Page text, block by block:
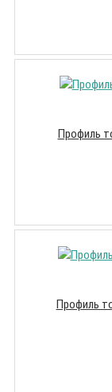
Профиль
Профиль